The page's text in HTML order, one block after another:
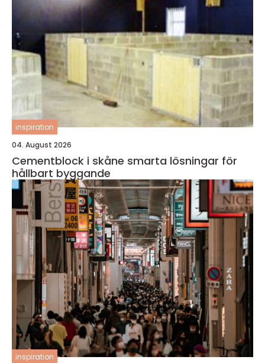
inspiration
04. August 2026
Cementblock i skåne smarta lösningar för
hållbart byggande
inspiration